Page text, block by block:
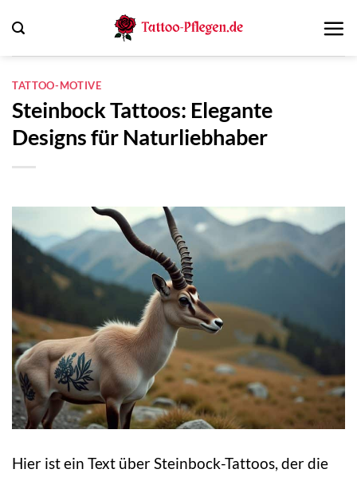
Inhalt
springen
TATTOO-MOTIVE
Steinbock Tattoos: Elegante
Designs für Naturliebhaber
Hier ist ein Text über Steinbock-Tattoos, der die